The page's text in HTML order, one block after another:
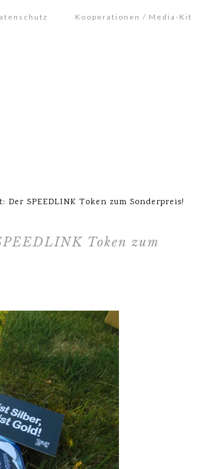
Kooperationen / Media-Kit
SPEEDLINK Token zum Sonderpreis!
Token zum